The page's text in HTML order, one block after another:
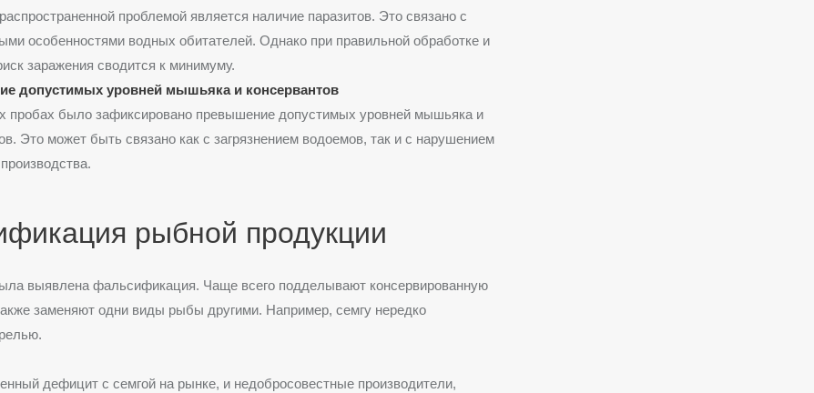
проблемой является наличие паразитов. Это связано с
особенностями водных обитателей. Однако при правильной обработке и
заражения сводится к минимуму.
допустимых уровней мышьяка и консервантов
пробах было зафиксировано превышение допустимых уровней мышьяка и
Это может быть связано как с загрязнением водоемов, так и с нарушением
рыбной продукции
выявлена фальсификация. Чаще всего подделывают консервированную
заменяют одни виды рыбы другими. Например, семгу нередко
дефицит с семгой на рынке, и недобросовестные производители,